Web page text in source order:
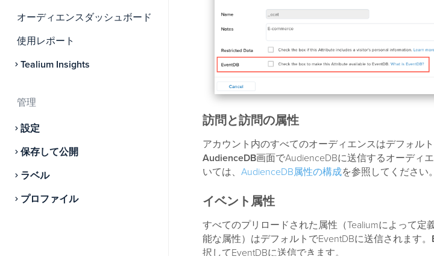
オーディエンスダッシュボード
使用レポート
Tealium Insights
管理
設定
保存して公開
ラベル
プロファイル
訪問と訪問の属性
アカウント内のすべてのオーディエンスはデフォル
AudienceDB画面でAudienceDBに送信するオーディ
いては、 AudienceDB属性の構成を参照してください。
イベント属性
すべてのプリロードされた属性（Tealiumによって定
能な属性）はデフォルトでEventDBに送信されます。
択してEventDBに送信できます。